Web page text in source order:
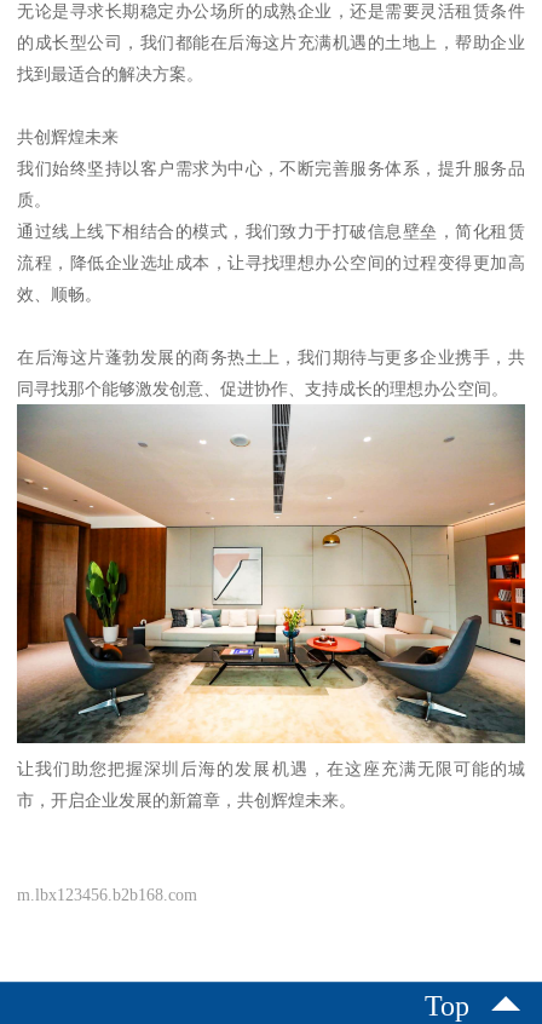
无论是寻求长期稳定办公场所的成熟企业，还是需要灵活租赁条件
的成长型公司，我们都能在后海这片充满机遇的土地上，帮助企业
找到最适合的解决方案。
共创辉煌未来
我们始终坚持以客户需求为中心，不断完善服务体系，提升服务品
质。
通过线上线下相结合的模式，我们致力于打破信息壁垒，简化租赁
流程，降低企业选址成本，让寻找理想办公空间的过程变得更加高
效、顺畅。
在后海这片蓬勃发展的商务热土上，我们期待与更多企业携手，共
同寻找那个能够激发创意、促进协作、支持成长的理想办公空间。
让我们助您把握深圳后海的发展机遇，在这座充满无限可能的城
市，开启企业发展的新篇章，共创辉煌未来。
m.lbx123456.b2b168.com
Top